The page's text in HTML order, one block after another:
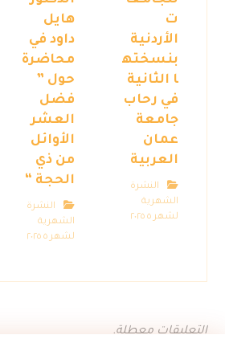
ت
الأردنية
بنسخته
ا الثانية
في رحاب
جامعة
عمان
العربية
النشرة
الشهرية
لشهر ٥ ٢٠٢٥
هايل
داود في
محاضرة
حول ”
فضل
العشر
الأوائل
من ذي
الحجة “
النشرة
الشهرية
لشهر ٥ ٢٠٢٥
التعليقات معطلة.